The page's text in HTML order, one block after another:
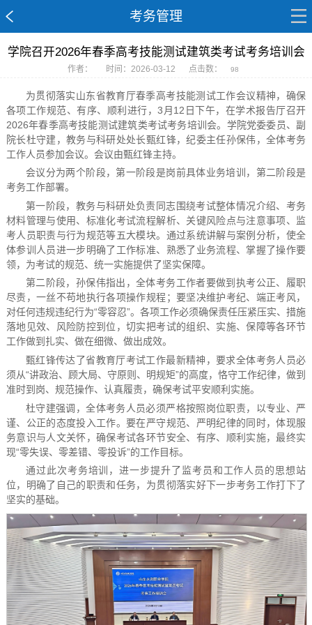
考务管理
学院召开2026年春季高考技能测试建筑类考试考务培训会
作者： 时间：2026-03-12 点击数： 98
为贯彻落实山东省教育厅春季高考技能测试工作会议精神，确保
各项工作规范、有序、顺利进行，3月12日下午，在学术报告厅召开
2026年春季高考技能测试建筑类考试考务培训会。学院党委委员、副
院长杜守建，教务与科研处处长甄红锋，纪委主任孙保伟，全体考务
工作人员参加会议。会议由甄红锋主持。
会议分为两个阶段，第一阶段是岗前具体业务培训，第二阶段是
考务工作部署。
第一阶段，教务与科研处负责同志围绕考试整体情况介绍、考务
材料管理与使用、标准化考试流程解析、关键风险点与注意事项、监
考人员职责与行为规范等五大模块。通过系统讲解与案例分析，使全
体参训人员进一步明确了工作标准、熟悉了业务流程、掌握了操作要
领，为考试的规范、统一实施提供了坚实保障。
第二阶段，孙保伟指出，全体考务工作者要做到执考公正、履职
尽责，一丝不苟地执行各项操作规程；要坚决维护考纪、端正考风，
对任何违规违纪行为“零容忍”。各项工作必须确保责任压紧压实、措施
落地见效、风险防控到位，切实把考试的组织、实施、保障等各环节
工作做到扎实、做在细微、做出成效。
甄红锋传达了省教育厅考试工作最新精神，要求全体考务人员必
须从“讲政治、顾大局、守原则、明规矩”的高度，恪守工作纪律，做到
准时到岗、规范操作、认真履责，确保考试平安顺利实施。
杜守建强调，全体考务人员必须严格按照岗位职责，以专业、严
谨、公正的态度投入工作。要在严守规范、严明纪律的同时，体现服
务意识与人文关怀，确保考试各环节安全、有序、顺利实施，最终实
现“零失误、零差错、零投诉”的工作目标。
通过此次考务培训，进一步提升了监考员和工作人员的思想站
位，明确了自己的职责和任务，为贯彻落实好下一步考务工作打下了
坚实的基础。